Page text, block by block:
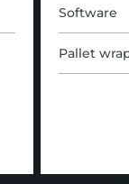
Software
Pallet